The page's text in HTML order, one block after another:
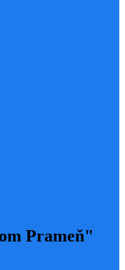
Prameň"